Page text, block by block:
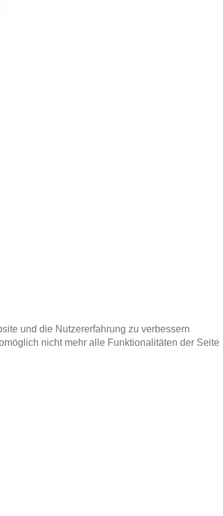
und die Nutzererfahrung zu verbessern
nicht mehr alle Funktionalitäten der Seite